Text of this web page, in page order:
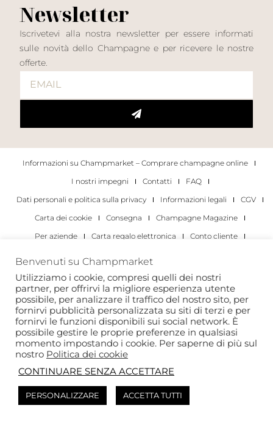
Newsletter
Iscrivetevi alla nostra newsletter per essere informati
sulle novità dello Champagne e per ricevere le nostre
offerte.
Informazioni su Champmarket – Comprare champagne online
I nostri impegni
Contatti
FAQ
Dati personali e politica sulla privacy
Informazioni legali
CGV
Carta dei cookie
Consegna
Champagne Magazine
Per aziende
Carta regalo elettronica
Conto cliente
Per gli individui
Per le aziende
Copyright 2022 © tutti i diritti riservati. Champmarket.
Benvenuti su Champmarket
Utilizziamo i cookie, compresi quelli dei nostri
partner, per offrirvi la migliore esperienza utente
possibile, per analizzare il traffico del nostro sito, per
fornirvi pubblicità personalizzata su siti di terzi e per
fornirvi le funzioni disponibili sui social network. È
possibile gestire le proprie preferenze in qualsiasi
momento impostando i cookie. Per saperne di più sul
nostro Politica dei cookie
CONTINUARE SENZA ACCETTARE
PERSONALIZZARE ACCETTA TUTTI